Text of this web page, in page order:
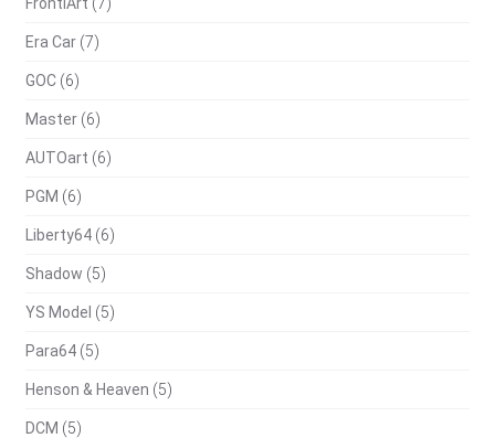
Era Car (7)
GOC (6)
Master (6)
AUTOart (6)
PGM (6)
Liberty64 (6)
Shadow (5)
YS Model (5)
Para64 (5)
Henson & Heaven (5)
DCM (5)